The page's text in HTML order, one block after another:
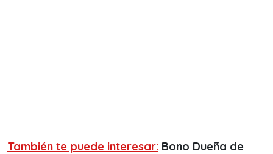
También te puede interesar: Bono Dueña de